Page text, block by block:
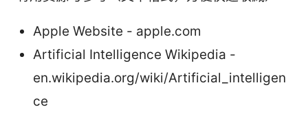
Apple Website - apple.com
Artificial Intelligence Wikipedia -
en.wikipedia.org/wiki/Artificial_intelligen
ce